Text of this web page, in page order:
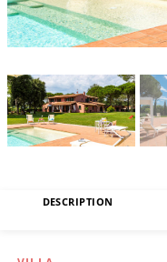
DESCRIPTION